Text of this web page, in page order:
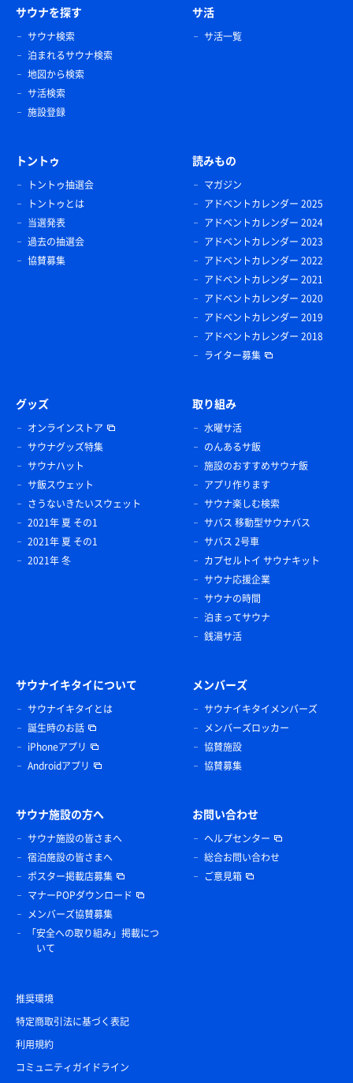
サウナを探す
サウナ検索
泊まれるサウナ検索
地図から検索
サ活検索
施設登録
サ活
サ活一覧
トントゥ
トントゥ抽選会
トントゥとは
当選発表
過去の抽選会
協賛募集
読みもの
マガジン
アドベントカレンダー 2025
アドベントカレンダー 2024
アドベントカレンダー 2023
アドベントカレンダー 2022
アドベントカレンダー 2021
アドベントカレンダー 2020
アドベントカレンダー 2019
アドベントカレンダー 2018
ライター募集
グッズ
オンラインストア
サウナグッズ特集
サウナハット
サ飯スウェット
さうないきたいスウェット
2021年 夏 その1
2021年 夏 その1
2021年 冬
取り組み
水曜サ活
のんあるサ飯
施設のおすすめサウナ飯
アプリ作ります
サウナ楽しむ検索
サバス 移動型サウナバス
サバス 2号車
カプセルトイ サウナキット
サウナ応援企業
サウナの時間
泊まってサウナ
銭湯サ活
サウナイキタイについて
サウナイキタイとは
誕生時のお話
iPhoneアプリ
Androidアプリ
メンバーズ
サウナイキタイメンバーズ
メンバーズロッカー
協賛施設
協賛募集
サウナ施設の方へ
サウナ施設の皆さまへ
宿泊施設の皆さまへ
ポスター掲載店募集
マナーPOPダウンロード
メンバーズ協賛募集
「安全への取り組み」掲載につ
いて
お問い合わせ
ヘルプセンター
総合お問い合わせ
ご意見箱
推奨環境
特定商取引法に基づく表記
利用規約
コミュニティガイドライン